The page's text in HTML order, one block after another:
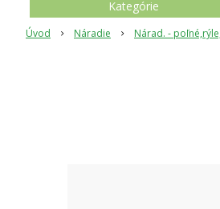
Úvod Náradie Nárad. -
Kategórie